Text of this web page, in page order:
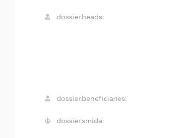
dossier.heads:
dossier.beneficiaries:
dossier.smida: